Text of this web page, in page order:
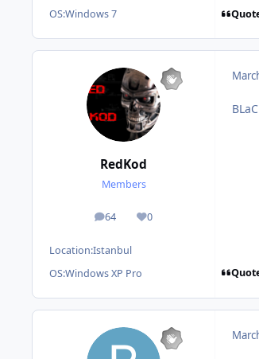
OS:Windows 7
RedKod
Members
64
posts 0
Reputation
Location:Istanbul
OS:Windows XP Pro